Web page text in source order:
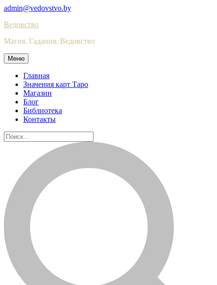
Skip
content
admin@vedovstvo.by
Ведовство
Магия. Гадания. Ведовство
Меню
Главная
Значения карт Таро
Магазин
Блог
Библиотека
Контакты
Найти: